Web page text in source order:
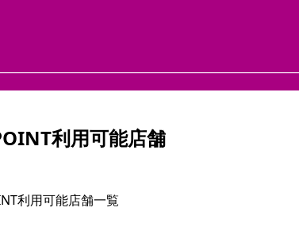
利用可能店舗
利用可能店舗一覧